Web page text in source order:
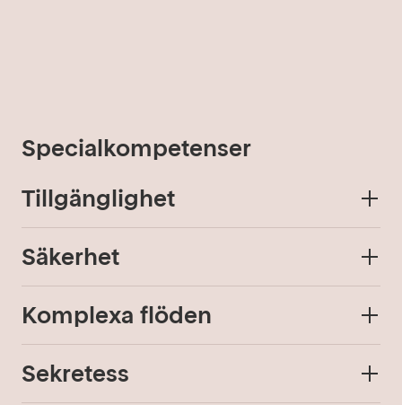
Specialkompetenser
Tillgänglighet
Säkerhet
Komplexa flöden
Sekretess